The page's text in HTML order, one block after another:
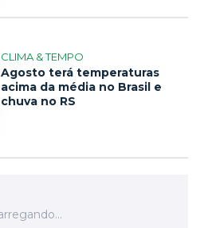
CLIMA & TEMPO
Agosto terá temperaturas
acima da média no Brasil e
chuva no RS